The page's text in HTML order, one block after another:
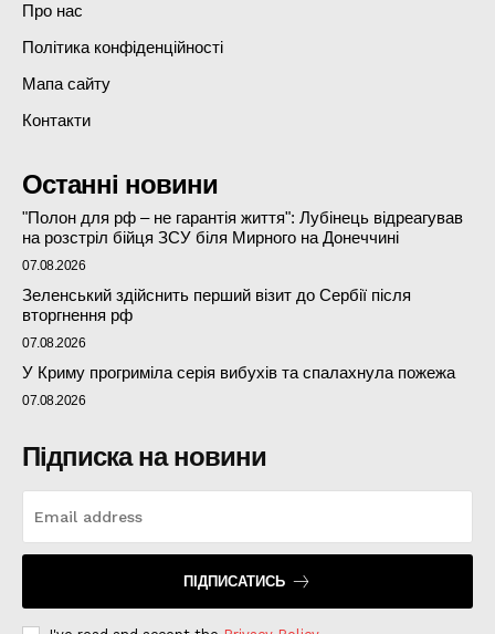
Про нас
Політика конфіденційності
Мапа сайту
Контакти
Останні новини
"Полон для рф – не гарантія життя": Лубінець відреагував
на розстріл бійця ЗСУ біля Мирного на Донеччині
07.08.2026
Зеленський здійснить перший візит до Сербії після
вторгнення рф
07.08.2026
У Криму прогриміла серія вибухів та спалахнула пожежа
07.08.2026
Підписка на новини
ПІДПИСАТИСЬ